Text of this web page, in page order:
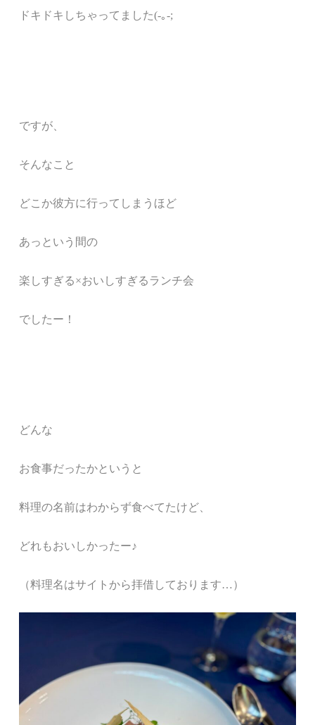
ドキドキしちゃってました(-｡-;
ですが、
そんなこと
どこか彼方に行ってしまうほど
あっという間の
楽しすぎる×おいしすぎるランチ会
でしたー！
どんな
お食事だったかというと
料理の名前はわからず食べてたけど、
どれもおいしかったー♪
（料理名はサイトから拝借しております…）